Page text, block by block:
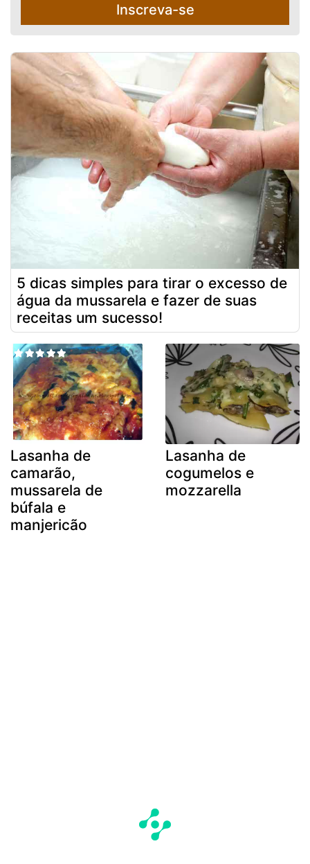
Inscreva-se
5 dicas simples para tirar o excesso de
água da mussarela e fazer de suas
receitas um sucesso!
Lasanha de
camarão,
mussarela de
búfala e
manjericão
Lasanha de
cogumelos e
mozzarella